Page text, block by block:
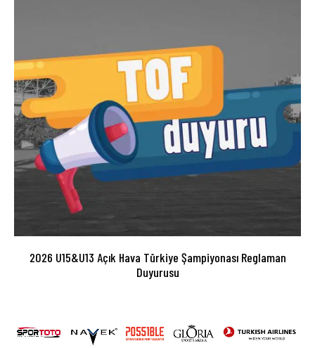
2026 U15&U13 Açık Hava Türkiye Şampiyonası Reglaman
Duyurusu